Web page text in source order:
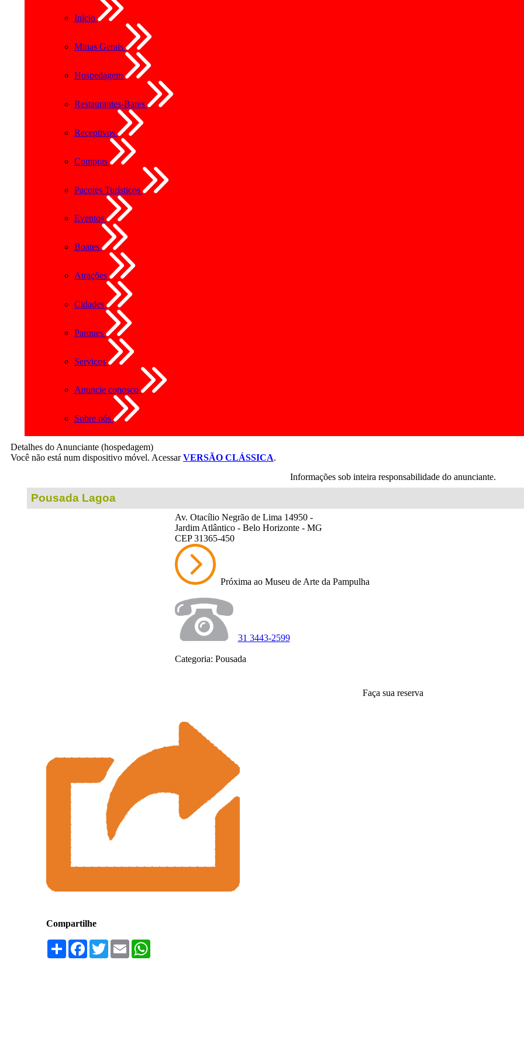
Início
Minas Gerais
Hospedagem
Restaurantes-Bares
Receptivos
Compras
Pacotes Turísticos
Eventos
Boates
Atrações
Cidades
Parques
Serviços
Anuncie conosco
Sobre nós
Detalhes do Anunciante (hospedagem)
Você não está num dispositivo móvel. AcessarVERSÃO CLÁSSICA.
Informações sob inteira responsabilidade do anunciante.
Pousada Lagoa
Av. Otacílio Negrão de Lima 14950 -
Jardim Atlântico - Belo Horizonte - MG
CEP 31365-450
Próxima ao Museu de Arte da Pampulha
31 3443-2599
Categoria: Pousada
Faça sua reserva
Compartilhe
Compartilhar
Facebook
TwitterEmailWhatsApp